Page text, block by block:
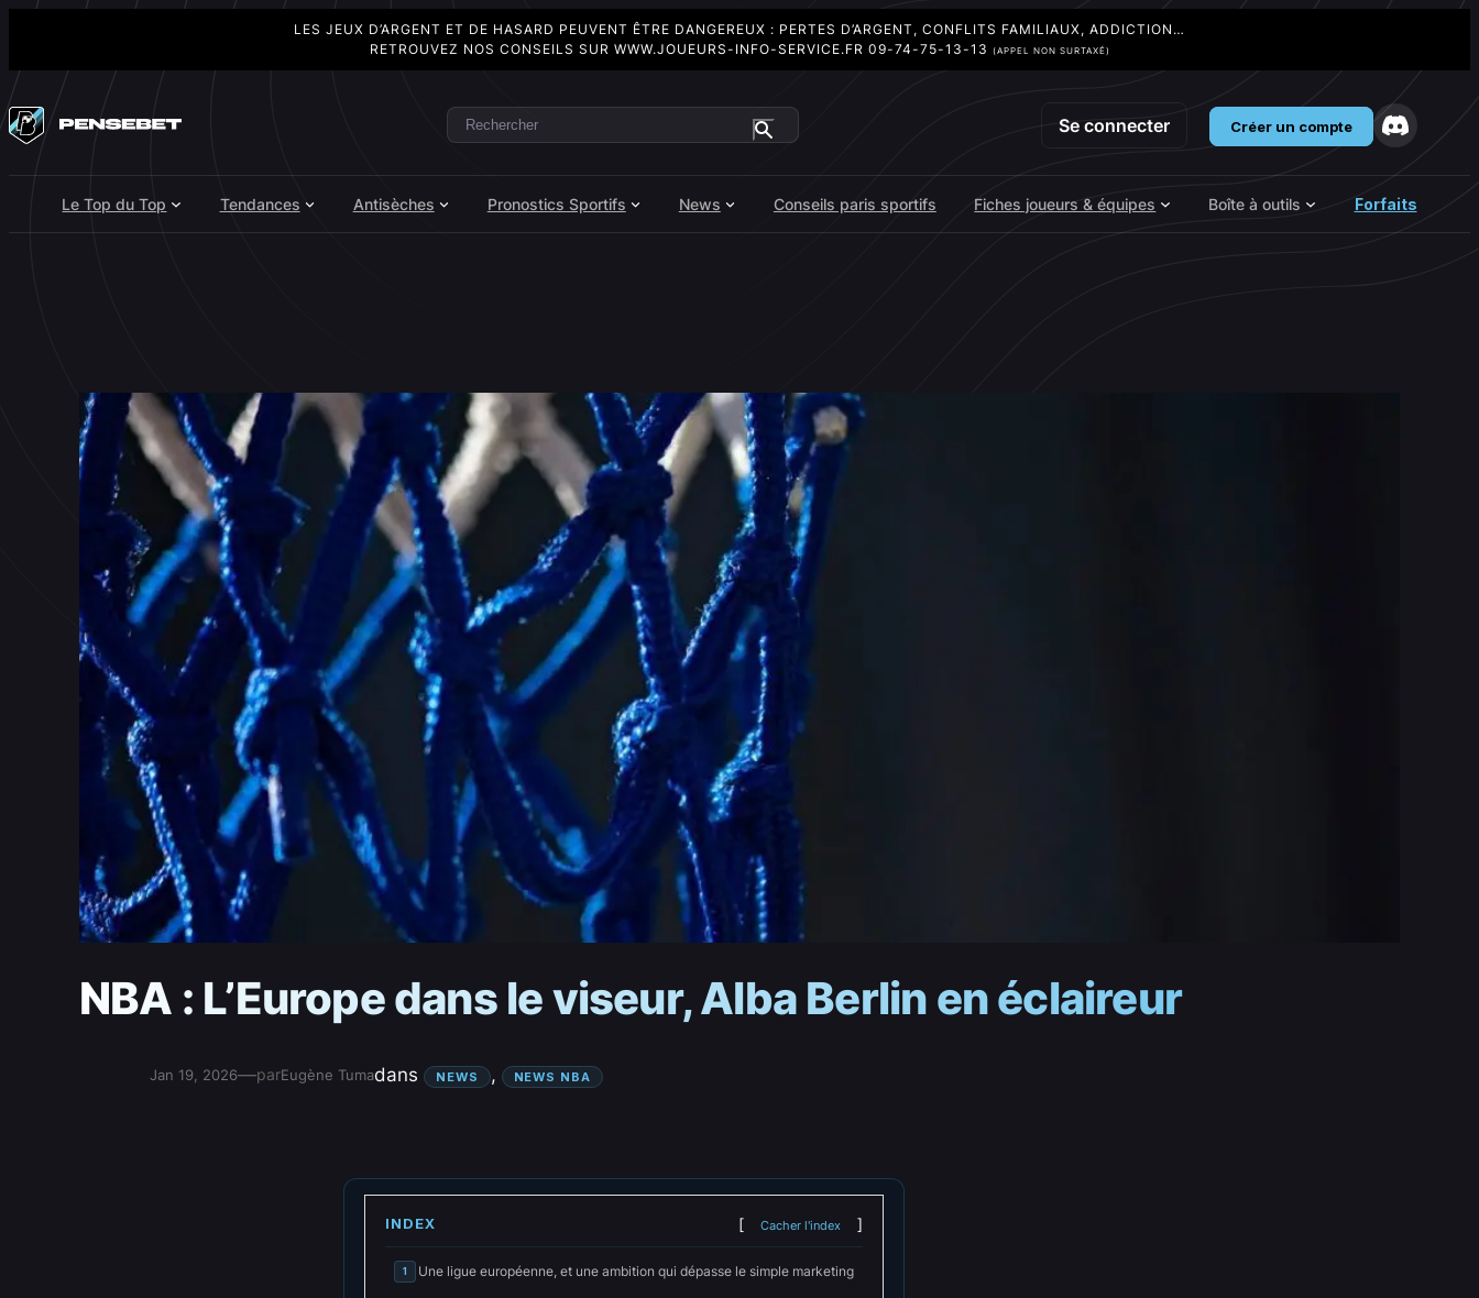
LES JEUX D’ARGENT ET DE HASARD PEUVENT ÊTRE DANGEREUX : PERTES D’ARGENT, CONFLITS FAMILIAUX, ADDICTION…
RETROUVEZ NOS CONSEILS SUR WWW.JOUEURS-INFO-SERVICE.FR 09-74-75-13-13 (APPEL NON SURTAXÉ)
au
contenu
Rechercher Se connecter Créer un compte
Le Top du Top Tendances Antisèches Pronostics Sportifs News Conseils paris sportifs Fiches joueurs & équipes Boîte à outils Forfaits
NBA : L’Europe dans le viseur, Alba Berlin en éclaireur
Jan 19, 2026—parEugène Tumadans NEWS , NEWS NBA
INDEX Cacher l'index
1 Une ligue européenne, et une ambition qui dépasse le simple marketing